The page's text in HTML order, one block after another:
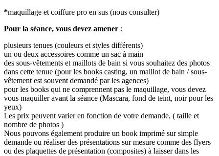
*maquillage et coiffure pro en sus (nous consulter)
Pour la séance, vous devez amener :
plusieurs tenues (couleurs et styles différents)
un ou deux accessoires comme un sac à main
des sous-vêtements et maillots de bain si vous souhaitez des photos
dans cette tenue (pour les books casting, un maillot de bain / sous-
vêtement est souvent demandé par les agences)
pour les books qui ne comprennent pas le maquillage, vous devez
vous maquiller avant la séance (Mascara, fond de teint, noir pour les
yeux)
Les prix peuvent varier en fonction de votre demande, ( taille et
nombre de photos )
Nous pouvons également produire un book imprimé sur simple
demande ou réaliser des présentations sur mesure comme des flyers
ou des plaquettes de présentation (composites) à laisser dans les